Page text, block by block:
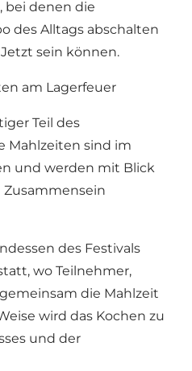
bei denen die
des Alltags abschalten
sein können.
am Lagerfeuer
Teil des
Mahlzeiten sind im
und werden mit Blick
des Festivals
wo Teilnehmer,
die Mahlzeit
wird das Kochen zu
und der